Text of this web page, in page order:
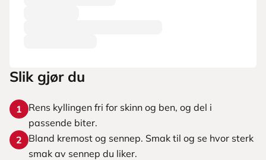
Slik gjør du
1
Rens kyllingen fri for skinn og ben, og del i
passende biter.
2
Bland kremost og sennep. Smak til og se hvor sterk
smak av sennep du liker.